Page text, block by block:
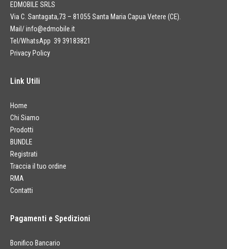
EDMOBILE SRLS
Via C. Santagata,73 – 81055 Santa Maria Capua Vetere (CE).
Mail/info@edmobile.it
Tel/WhatsApp 39 39183821
Privacy Policy
Link Utili
Home
Chi Siamo
Prodotti
BUNDLE
Registrati
Traccia il tuo ordine
RMA
Contatti
Pagamenti e Spedizioni
Bonifico Bancario